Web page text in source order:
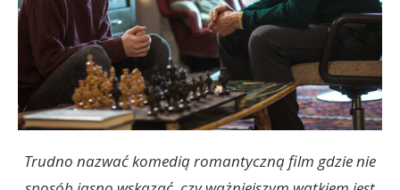
Trudno nazwać komedią romantyczną film gdzie nie